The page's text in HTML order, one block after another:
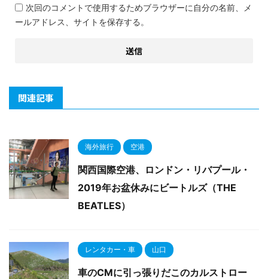
次回のコメントで使用するためブラウザーに自分の名前、メ
ールアドレス、サイトを保存する。
関連記事
海外旅行 空港
関西国際空港、ロンドン・リバプール・
2019年お盆休みにビートルズ（THE
BEATLES）
レンタカー・車 山口
車のCMに引っ張りだこのカルストロー